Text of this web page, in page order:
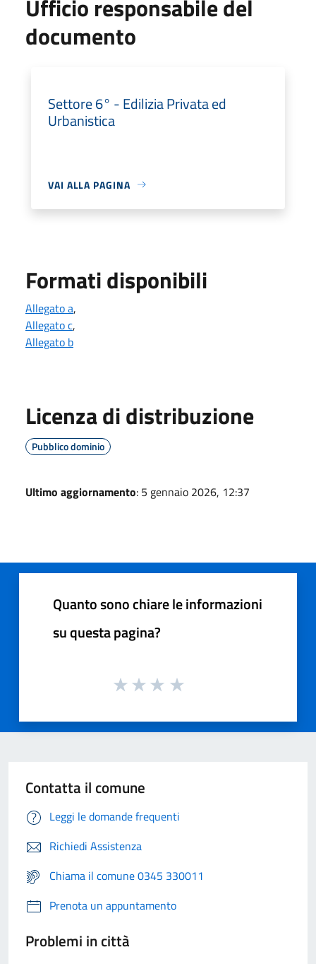
Ufficio responsabile del
documento
Settore 6° - Edilizia Privata ed
Urbanistica
VAI ALLA PAGINA
Formati disponibili
Allegato a,
Allegato c,
Allegato b
Licenza di distribuzione
Pubblico dominio
Ultimo aggiornamento: 5 gennaio 2026, 12:37
Quanto sono chiare le informazioni
su questa pagina?
Contatta il comune
Leggi le domande frequenti
Richiedi Assistenza
Chiama il comune 0345 330011
Prenota un appuntamento
Problemi in città